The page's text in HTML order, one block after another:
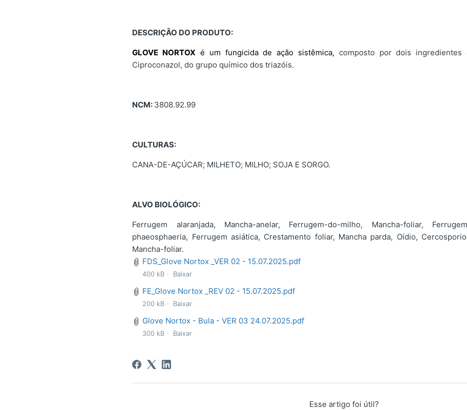
DESCRIÇÃO DO PRODUTO:
GLOVE NORTOX é um fungicida de ação sistêmica, composto por dois ingredientes
Ciproconazol, do grupo químico dos triazóis.
NCM: 3808.92.99
CULTURAS:
CANA-DE-AÇÚCAR; MILHETO; MILHO; SOJA E SORGO.
ALVO BIOLÓGICO:
Ferrugem alaranjada, Mancha-anelar, Ferrugem-do-milho, Mancha-foliar,
phaeosphaeria, Ferrugem asiática, Crestamento foliar, Mancha parda, Oídio,
Mancha-foliar.
FDS_Glove Nortox _VER 02 - 15.07.2025.pdf
400 kB Baixar
FE_Glove Nortox _REV 02 - 15.07.2025.pdf
200 kB Baixar
Glove Nortox - Bula - VER 03 24.07.2025.pdf
300 kB Baixar
Esse artigo foi útil?